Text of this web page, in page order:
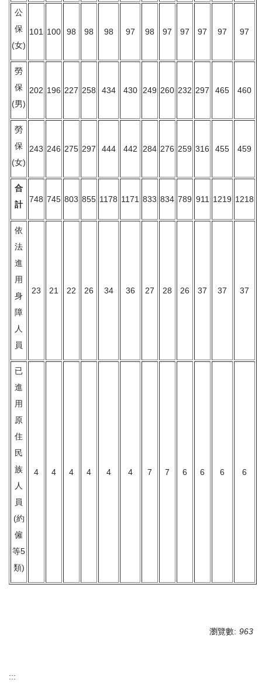
公
保
(女)
101 100 98 98 98 97 98 97 97 97 97 97
勞
保
(男)
202 196 227 258 434 430 249 260 232 297 465 460
勞
保
(女)
243 246 275 297 444 442 284 276 259 316 455 459
合
計
748 745 803 855 1178 1171 833 834 789 911 1219 1218
依
法
進
用
身
障
人
員
23 21 22 26 34 36 27 28 26 37 37 37
已
進
用
原
住
民
族
人
員
(約
僱
等5
類)
4 4 4 4 4 4 7 7 6 6 6 6
瀏覽數: 963
:::